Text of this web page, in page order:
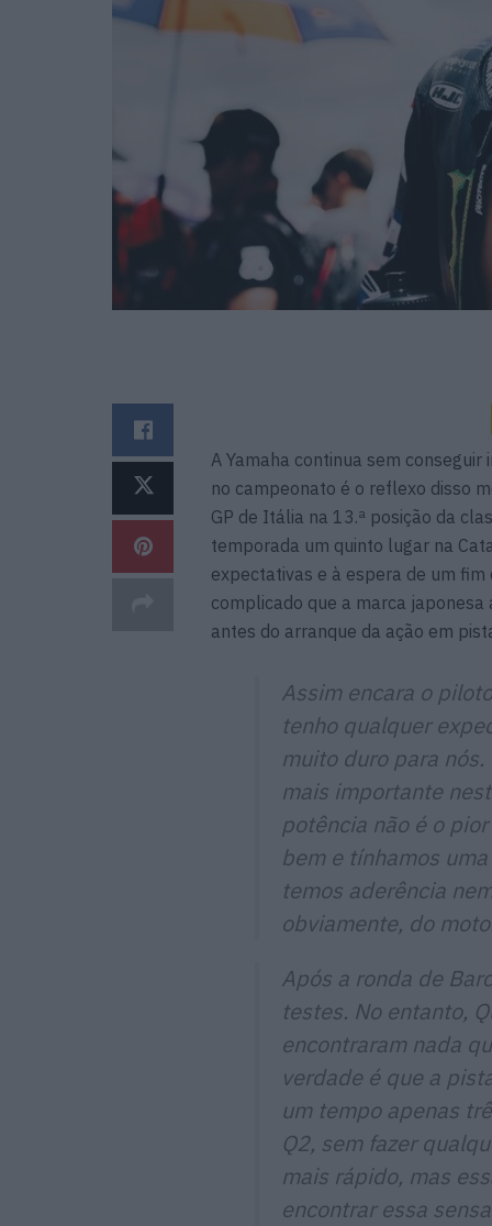
A Yamaha continua sem
no campeonato é o reflexo disso
GP de Itália na 13.ª posição da
temporada um quinto lugar na
expectativas e à espera de um
complicado que a marca
antes do arranque da ação em
Assim encara o
tenho qualquer
muito duro para
mais importante
potência não é o
bem e tínhamos
temos aderência
obviamente, do
Após a ronda de
testes. No entanto,
encontraram nada
verdade é que a
um tempo apenas
Q2, sem fazer
mais rápido, mas
encontrar essa